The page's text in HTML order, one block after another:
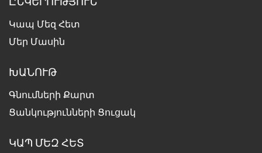
Կապ Մեզ Հետ
Մեր Մասին
ԽԱՆՈՒԹ
Գնումների Քարտ
Ցանկությունների Ցուցակ
ԿԱՊ ՄԵԶ ՀԵՏ